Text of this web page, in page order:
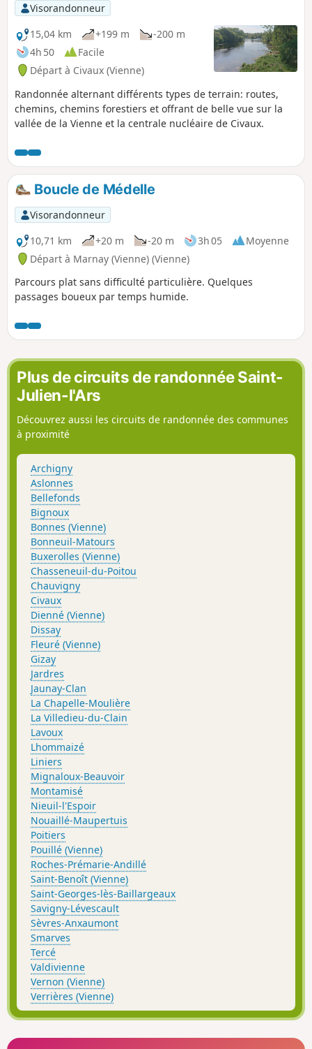
Visorandonneur
15,04 km
+199 m
-200 m
4h 50
Facile
Départ à Civaux (Vienne)
Randonnée alternant différents types de terrain: routes,
chemins, chemins forestiers et offrant de belle vue sur la
vallée de la Vienne et la centrale nucléaire de Civaux.
Boucle de Médelle
Visorandonneur
10,71 km
+20 m -20 m 3h 05
Moyenne
Départ à Marnay (Vienne) (Vienne)
Parcours plat sans difficulté particulière. Quelques
passages boueux par temps humide.
Plus de circuits de randonnée Saint-
Julien-l'Ars
Découvrez aussi les circuits de randonnée des communes
à proximité
Archigny
Aslonnes
Bellefonds
Bignoux
Bonnes (Vienne)
Bonneuil-Matours
Buxerolles (Vienne)
Chasseneuil-du-Poitou
Chauvigny
Civaux
Dienné (Vienne)
Dissay
Fleuré (Vienne)
Gizay
Jardres
Jaunay-Clan
La Chapelle-Moulière
La Villedieu-du-Clain
Lavoux
Lhommaizé
Liniers
Mignaloux-Beauvoir
Montamisé
Nieuil-l'Espoir
Nouaillé-Maupertuis
Poitiers
Pouillé (Vienne)
Roches-Prémarie-Andillé
Saint-Benoît (Vienne)
Saint-Georges-lès-Baillargeaux
Savigny-Lévescault
Sèvres-Anxaumont
Smarves
Tercé
Valdivienne
Vernon (Vienne)
Verrières (Vienne)